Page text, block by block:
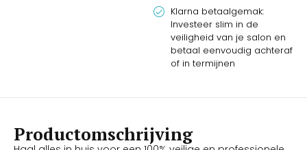
Klarna betaalgemak:
Investeer slim in de
veiligheid van je salon en
betaal eenvoudig achteraf
of in termijnen
Productomschrijving